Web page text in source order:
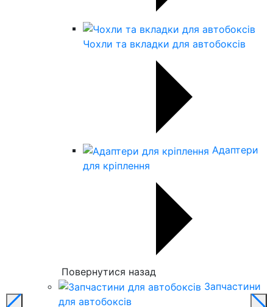
Чохли та вкладки для автобоксів
Адаптери
для кріплення
Повернутися назад
Запчастини
для автобоксів